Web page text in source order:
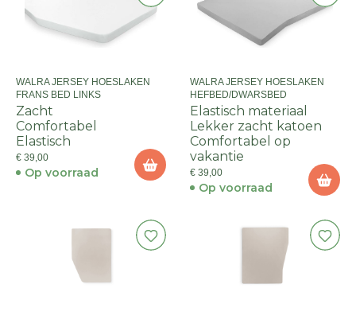
WALRA JERSEY HOESLAKEN
FRANS BED LINKS
Zacht
Comfortabel
Elastisch
€ 39,00
Op voorraad
WALRA JERSEY HOESLAKEN
HEFBED/DWARSBED
Elastisch materiaal
Lekker zacht katoen
Comfortabel op
vakantie
€ 39,00
Op voorraad